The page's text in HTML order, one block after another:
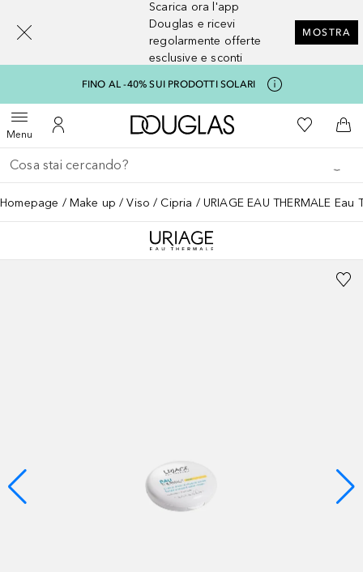
Scarica ora l'app
Douglas e ricevi
regolarmente offerte
esclusive e sconti
MOSTRA
FINO AL -40% SUI PRODOTTI SOLARI
MenuApri menuAl Mio Account
A Douglas HomeAlla Mia
Al
Torna indietro
Esegui ricerca
Homepage Make up Viso Cipria URIAGE EAU THERMALE
[navigation.slideout.screenreader]